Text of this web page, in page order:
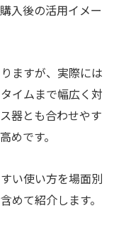
入後の活用イメー
ますが、実際には
イムまで幅広く対
器とも合わせやす
めです。
い使い方を場面別
めて紹介します。